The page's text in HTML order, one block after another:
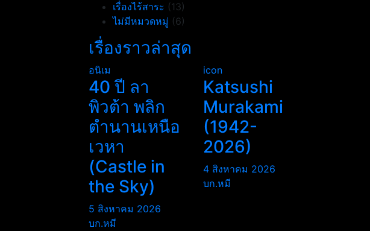
เรื่องไร้สาระ (13)
ไม่มีหมวดหมู่ (6)
เรื่องราวล่าสุด
อนิเม
40 ปี ลา
พิวต้า พลิก
ตำนานเหนือ
เวหา
(Castle in
the Sky)
5 สิงหาคม 2026
บก.หมี
icon
Katsushi
Murakami
(1942-
2026)
4 สิงหาคม 2026
บก.หมี